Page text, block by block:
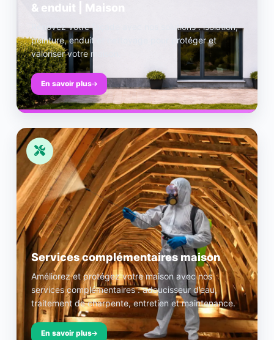
& enduit | Maison
Rénovez votre façade avec nos solutions : isolation,
peinture, enduit et nettoyage pour protéger et
valoriser votre maison.
En savoir plus
Services complémentaires maison
Améliorez et protégez votre maison avec nos
services complémentaires : adoucisseur d’eau,
traitement de charpente, entretien et maintenance.
En savoir plus